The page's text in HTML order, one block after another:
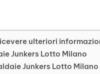
ulteriori
Junkers Lotto Milano
Junkers Lotto Milano